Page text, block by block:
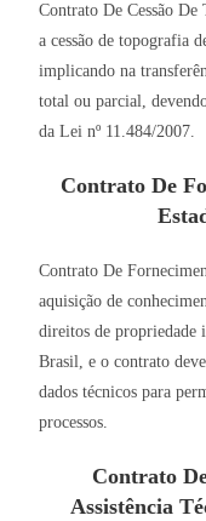
Contrato De Cessão
a cessão de topografia
implicando na
total ou parcial,
da Lei nº 11.484/2007.
Contrato De
Contrato De
aquisição de
direitos de propriedade
Brasil, e o contrato
dados técnicos para
processos.
Contrato
Assistência